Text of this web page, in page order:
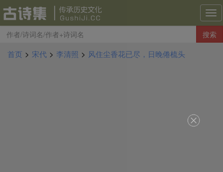
古
诗
集
搜索
首页 > 宋代 > 李清照 > 风住尘香花已尽，日晚倦梳头